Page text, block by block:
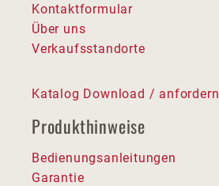
Kontaktformular
Über uns
Verkaufsstandorte
Katalog Download / anfordern
Produkthinweise
Bedienungsanleitungen
Garantie